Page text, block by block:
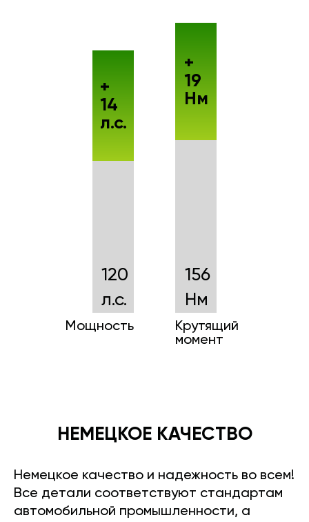
120
л.с.
Мощность
+
14
л.с.
156
Нм
Крутящий
момент
+
19
Нм
НЕМЕЦКОЕ КАЧЕСТВО
Немецкое качество и надежность во всем!
Все детали соответствуют стандартам
автомобильной промышленности, а